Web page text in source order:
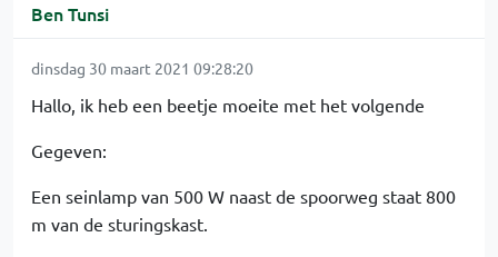
Ben Tunsi
dinsdag 30 maart 2021 09:28:20
Hallo, ik heb een beetje moeite met het volgende
Gegeven:
Een seinlamp van 500 W naast de spoorweg staat 800
m van de sturingskast.